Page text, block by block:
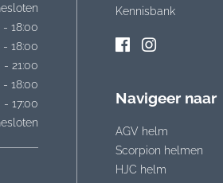
- 18:00
- 18:00
- 21:00
- 18:00
- 17:00
Kennisbank
Navigeer naar
AGV helm
Scorpion helmen
HJC helm